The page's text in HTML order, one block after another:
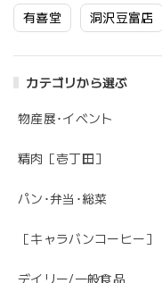
有喜堂 洞沢豆富店
カテゴリから選ぶ
物産展･イベント
精肉［壱丁田］
パン･弁当･総菜
［キャラバンコーヒー］
デイリー/一般食品